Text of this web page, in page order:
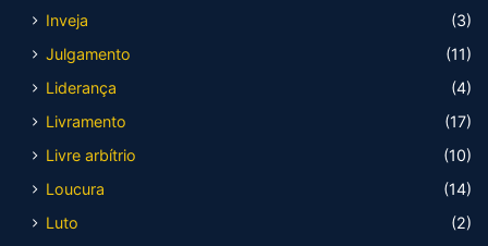
Inveja
(3)
Julgamento
(11)
Liderança
(4)
Livramento
(17)
Livre arbítrio
(10)
Loucura
(14)
Luto
(2)